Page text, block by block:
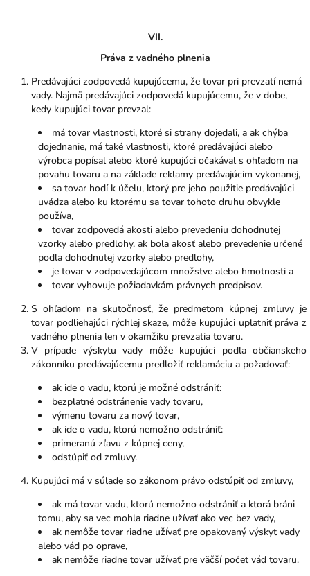
VII.
Práva z vadného plnenia
Predávajúci zodpovedá kupujúcemu, že tovar pri prevzatí nemá
vady. Najmä predávajúci zodpovedá kupujúcemu, že v dobe,
kedy kupujúci tovar prevzal:
má tovar vlastnosti, ktoré si strany dojedali, a ak chýba
dojednanie, má také vlastnosti, ktoré predávajúci alebo
výrobca popísal alebo ktoré kupujúci očakával s ohľadom na
povahu tovaru a na základe reklamy predávajúcim vykonanej,
sa tovar hodí k účelu, ktorý pre jeho použitie predávajúci
uvádza alebo ku ktorému sa tovar tohoto druhu obvykle
používa,
tovar zodpovedá akosti alebo prevedeniu dohodnutej
vzorky alebo predlohy, ak bola akosť alebo prevedenie určené
podľa dohodnutej vzorky alebo predlohy,
je tovar v zodpovedajúcom množstve alebo hmotnosti a
tovar vyhovuje požiadavkám právnych predpisov.
S ohľadom na skutočnosť, že predmetom kúpnej zmluvy je
tovar podliehajúci rýchlej skaze, môže kupujúci uplatniť práva z
vadného plnenia len v okamžiku prevzatia tovaru.
V prípade výskytu vady môže kupujúci podľa občianskeho
zákonníku predávajúcemu predložiť reklamáciu a požadovať:
ak ide o vadu, ktorú je možné odstrániť:
bezplatné odstránenie vady tovaru,
výmenu tovaru za nový tovar,
ak ide o vadu, ktorú nemožno odstrániť:
primeranú zľavu z kúpnej ceny,
odstúpiť od zmluvy.
Kupujúci má v súlade so zákonom právo odstúpiť od zmluvy,
ak má tovar vadu, ktorú nemožno odstrániť a ktorá bráni
tomu, aby sa vec mohla riadne užívať ako vec bez vady,
ak nemôže tovar riadne užívať pre opakovaný výskyt vady
alebo vád po oprave,
ak nemôže riadne tovar užívať pre väčší počet vád tovaru.